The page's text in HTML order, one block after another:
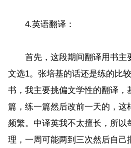
4.英语翻译：
首先，这段期间翻译用书主
文选1。张培基的话还是练的比
书，我主要挑偏文学性的翻译，
篇，练一篇然后改前一天的，这
频繁。中译英我不太擅长，所以
理，一周可能两到三次然后自己